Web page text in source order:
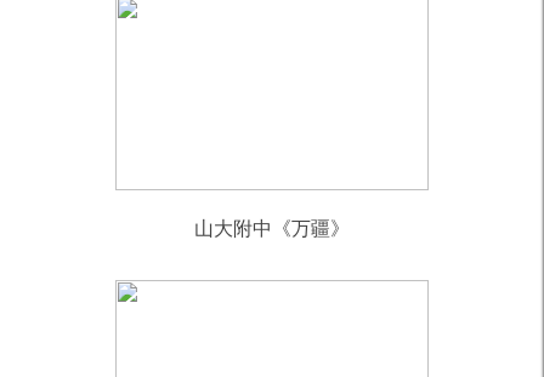
山大附中《万疆》